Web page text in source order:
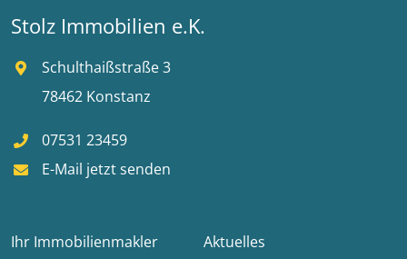
Stolz Immobilien e.K.
Schulthaißstraße 3
78462 Konstanz
07531 23459
E-Mail jetzt senden
Ihr Immobilienmakler
Aktuelles